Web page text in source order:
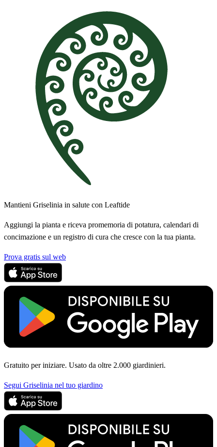
Mantieni Griselinia in salute con Leaftide
Aggiungi la pianta e riceva promemoria di potatura, calendari di
concimazione e un registro di cura che cresce con la tua pianta.
Prova gratis sul web
Gratuito per iniziare. Usato da oltre 2.000 giardinieri.
Segui Griselinia nel tuo giardino